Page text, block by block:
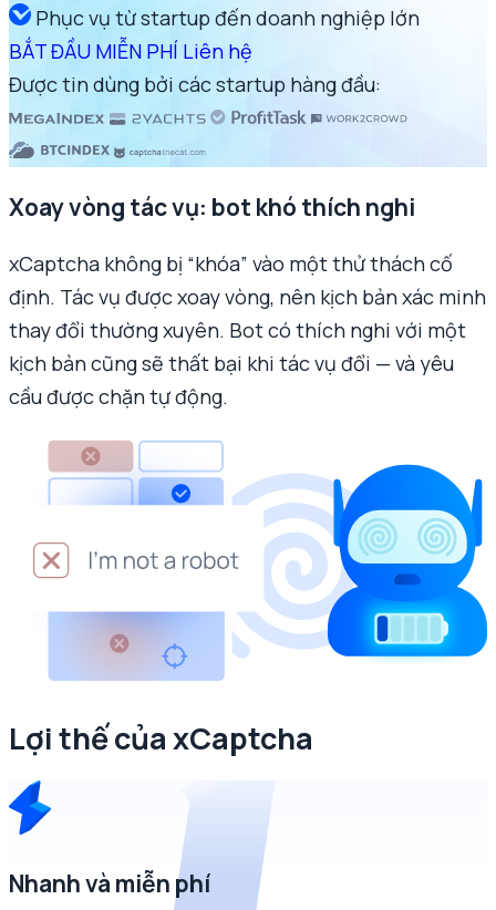
Phục vụ từ startup đến doanh nghiệp lớn
BẮT ĐẦU MIỄN PHÍ Liên hệ
Được tin dùng bởi các startup hàng đầu:
Xoay vòng tác vụ: bot khó thích nghi
xCaptcha không bị “khóa” vào một thử thách cố
định. Tác vụ được xoay vòng, nên kịch bản xác minh
thay đổi thường xuyên. Bot có thích nghi với một
kịch bản cũng sẽ thất bại khi tác vụ đổi — và yêu
cầu được chặn tự động.
Lợi thế của xCaptcha
Nhanh và miễn phí